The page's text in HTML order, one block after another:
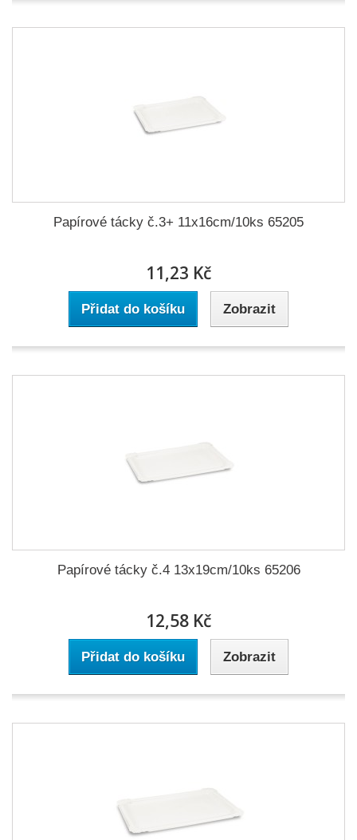
Papírové tácky č.3+ 11x16cm/10ks 65205
11,23 Kč
Přidat do košíku Zobrazit
Papírové tácky č.4 13x19cm/10ks 65206
12,58 Kč
Přidat do košíku Zobrazit